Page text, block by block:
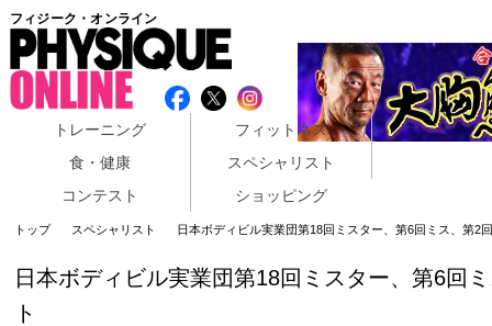
フィジーク・オンライン
トレーニング
フィットネス
食・健康
スペシャリスト
コンテスト
ショッピング
トップ スペシャリスト 日本ボディビル実業団第18回ミスター、第6回ミス、第2
日本ボディビル実業団第18回ミスター、第6回
ト